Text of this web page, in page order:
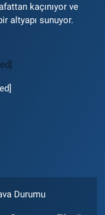
kaçınıyor ve
altyapı sunuyor.
Durumu